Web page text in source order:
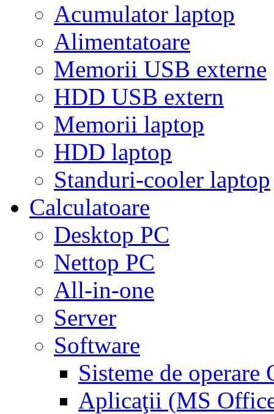
Acumulator laptop
Alimentatoare
Memorii USB externe
HDD USB extern
Memorii laptop
HDD laptop
Standuri-cooler laptop
Calculatoare
Desktop PC
Nettop PC
All-in-one
Server
Software
Sisteme de operare
Aplicaţii (MS